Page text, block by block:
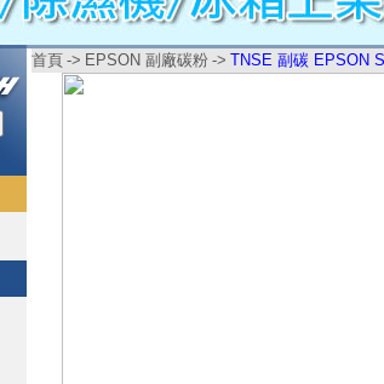
首頁 -> EPSON 副廠碳粉 -> TNSE 副碳 EPSON